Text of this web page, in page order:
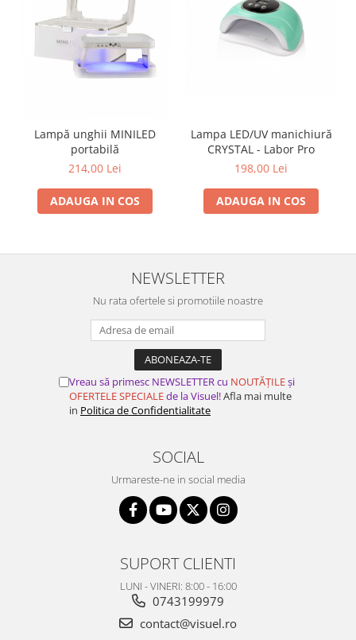
Lampă unghii MINILED
portabilă
214,00 Lei
ADAUGA IN COS
Lampa LED/UV manichiură
CRYSTAL - Labor Pro
198,00 Lei
ADAUGA IN COS
NEWSLETTER
Nu rata ofertele si promotiile noastre
Vreau să primesc NEWSLETTER cu NOUTĂȚILEși
OFERTELE SPECIALEde la Visuel!Afla mai multe
in Politica de Confidentialitate
SOCIAL
Urmareste-ne in social media
SUPORT CLIENTI
LUNI - VINERI: 8:00 - 16:00
0743199979
contact@visuel.ro